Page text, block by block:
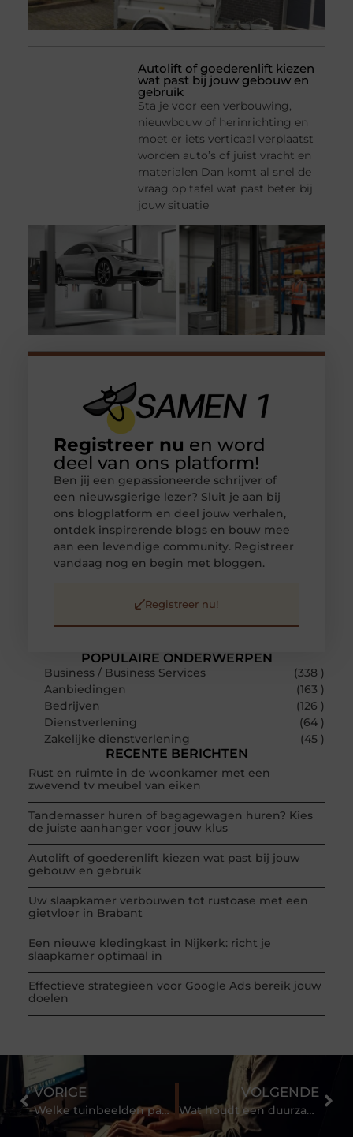
Autolift of goederenlift kiezen
wat past bij jouw gebouw en
gebruik
Sta je voor een verbouwing,
nieuwbouw of herinrichting en
moet er iets verticaal verplaatst
worden auto’s of juist vracht en
materialen Dan komt al snel de
vraag op tafel wat past beter bij
jouw situatie
POPULAIRE ONDERWERPEN
Business / Business Services
(338 )
Aanbiedingen
(163 )
Bedrijven
(126 )
Dienstverlening
(64 )
Zakelijke dienstverlening
(45 )
RECENTE BERICHTEN
Rust en ruimte in de woonkamer met een
zwevend tv meubel van eiken
Tandemasser huren of bagagewagen huren? Kies
de juiste aanhanger voor jouw klus
Autolift of goederenlift kiezen wat past bij jouw
gebouw en gebruik
Uw slaapkamer verbouwen tot rustoase met een
gietvloer in Brabant
Een nieuwe kledingkast in Nijkerk: richt je
slaapkamer optimaal in
Effectieve strategieën voor Google Ads bereik jouw
doelen
Registreer nu en word
deel van ons platform!
Ben jij een gepassioneerde schrijver of
een nieuwsgierige lezer? Sluit je aan bij
ons blogplatform en deel jouw verhalen,
ontdek inspirerende blogs en bouw mee
aan een levendige community. Registreer
vandaag nog en begin met bloggen.
Registreer nu!
VORIGE
Welke tuinbeelden passen bij verschillende tuinstijlen?
VOLGENDE
Wat houdt een duurzame baan in?